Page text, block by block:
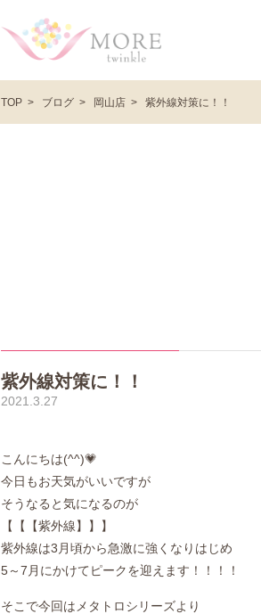
TOP ブログ 岡山店 紫外線対策に！！
紫外線対策に！！
2021.3.27
こんにちは(^^)💗
今日もお天気がいいですが
そうなると気になるのが
【【【紫外線】】】
紫外線は3月頃から急激に強くなりはじめ
5～7月にかけてピークを迎えます！！！！
そこで今回はメタトロシリーズより